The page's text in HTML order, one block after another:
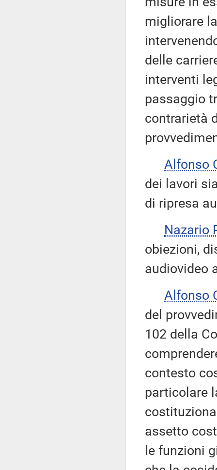
migliorare
delle
interventi
passaggio
contrarietà
Alfonso
dei lavori
di ripresa
Nazario
obiezioni,
audiovideo
Alfonso
del
102 della
contesto
particolare
assetto
le funzioni